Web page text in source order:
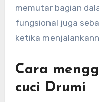
memutar bagian
fungsional juga
ketika
Cara
cuci Drumi